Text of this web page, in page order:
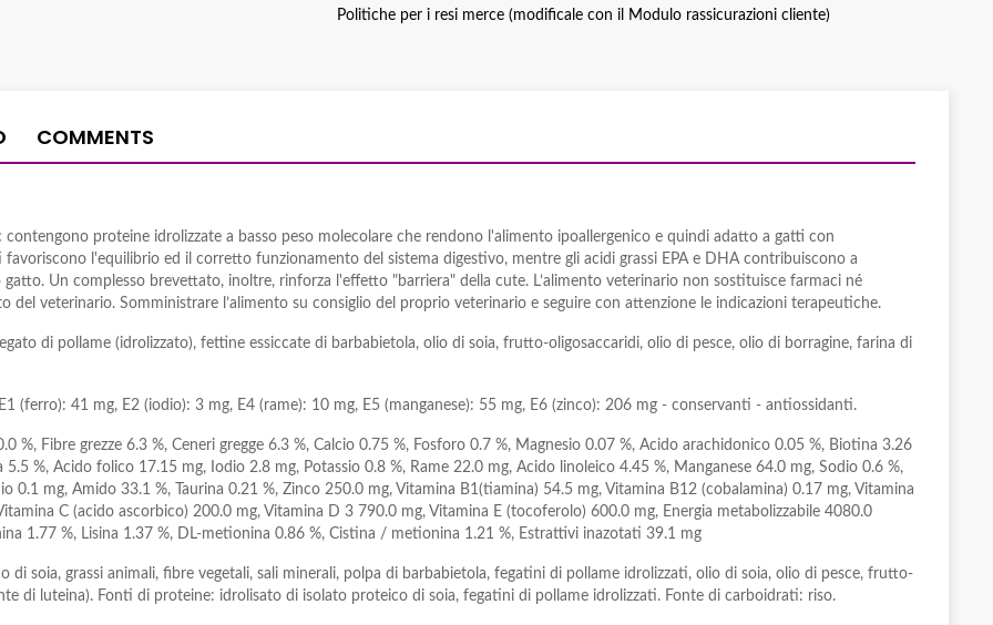
Politiche per i resi merce (modificale con il Modulo rassicurazioni cliente)
COMMENTS
proteine idrolizzate a basso peso molecolare che rendono l'alimento ipoallergenico e quindi adatto a gatti con
l'equilibrio ed il corretto funzionamento del sistema digestivo, mentre gli acidi grassi EPA e DHA contribuiscono a
Un complesso brevettato, inoltre, rinforza l'effetto "barriera" della cute. L’alimento veterinario non sostituisce farmaci né
veterinario. Somministrare l’alimento su consiglio del proprio veterinario e seguire con attenzione le indicazioni terapeutiche.
di pollame (idrolizzato), fettine essiccate di barbabietola, olio di soia, frutto-oligosaccaridi, olio di pesce, olio di borragine, farina di
(ferro): 41 mg, E2 (iodio): 3 mg, E4 (rame): 10 mg, E5 (manganese): 55 mg, E6 (zinco): 206 mg - conservanti - antiossidanti.
%, Fibre grezze 6.3 %, Ceneri gregge 6.3 %, Calcio 0.75 %, Fosforo 0.7 %, Magnesio 0.07 %, Acido arachidonico 0.05 %, Biotina 3.26
%, Acido folico 17.15 mg, Iodio 2.8 mg, Potassio 0.8 %, Rame 22.0 mg, Acido linoleico 4.45 %, Manganese 64.0 mg, Sodio 0.6 %,
0.1 mg, Amido 33.1 %, Taurina 0.21 %, Zinco 250.0 mg, Vitamina B1(tiamina) 54.5 mg, Vitamina B12 (cobalamina) 0.17 mg, Vitamina
C (acido ascorbico) 200.0 mg, Vitamina D 3 790.0 mg, Vitamina E (tocoferolo) 600.0 mg, Energia metabolizzabile 4080.0
1.77 %, Lisina 1.37 %, DL-metionina 0.86 %, Cistina / metionina 1.21 %, Estrattivi inazotati 39.1 mg
soia, grassi animali, fibre vegetali, sali minerali, polpa di barbabietola, fegatini di pollame idrolizzati, olio di soia, olio di pesce, frutto-
di luteina). Fonti di proteine: idrolisato di isolato proteico di soia, fegatini di pollame idrolizzati. Fonte di carboidrati: riso.